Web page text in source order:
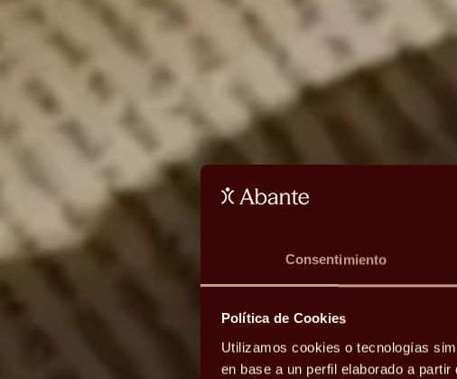
Consentimiento
Política de Cookies
Utilizamos cookies o tecnologías
en base a un perfil elaborado a